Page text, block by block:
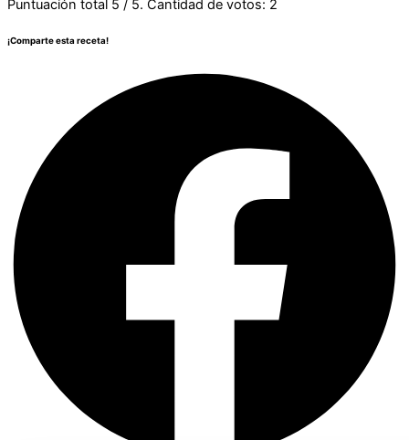
Puntuación total 5 / 5. Cantidad de votos: 2
¡Comparte esta receta!